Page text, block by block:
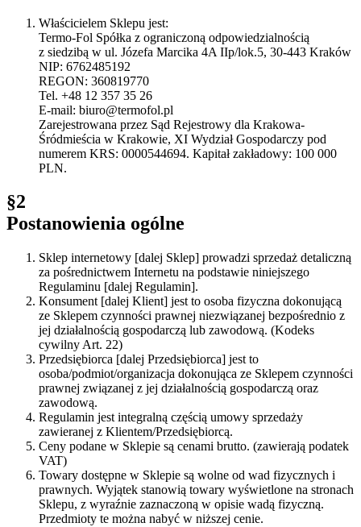
Właścicielem Sklepu jest:
Termo-Fol Spółka z ograniczoną odpowiedzialnością
z siedzibą w ul. Józefa Marcika 4A IIp/lok.5, 30-443 Kraków
NIP: 6762485192
REGON: 360819770
Tel. +48 12 357 35 26
E-mail: biuro@termofol.pl
Zarejestrowana przez Sąd Rejestrowy dla Krakowa-
Śródmieścia w Krakowie, XI Wydział Gospodarczy pod
numerem KRS: 0000544694. Kapitał zakładowy: 100 000
PLN.
§2
Postanowienia ogólne
Sklep internetowy [dalej Sklep] prowadzi sprzedaż detaliczną
za pośrednictwem Internetu na podstawie niniejszego
Regulaminu [dalej Regulamin].
Konsument [dalej Klient] jest to osoba fizyczna dokonującą
ze Sklepem czynności prawnej niezwiązanej bezpośrednio z
jej działalnością gospodarczą lub zawodową. (Kodeks
cywilny Art. 22)
Przedsiębiorca [dalej Przedsiębiorca] jest to
osoba/podmiot/organizacja dokonująca ze Sklepem czynności
prawnej związanej z jej działalnością gospodarczą oraz
zawodową.
Regulamin jest integralną częścią umowy sprzedaży
zawieranej z Klientem/Przedsiębiorcą.
Ceny podane w Sklepie są cenami brutto. (zawierają podatek
VAT)
Towary dostępne w Sklepie są wolne od wad fizycznych i
prawnych. Wyjątek stanowią towary wyświetlone na stronach
Sklepu, z wyraźnie zaznaczoną w opisie wadą fizyczną.
Przedmioty te można nabyć w niższej cenie.